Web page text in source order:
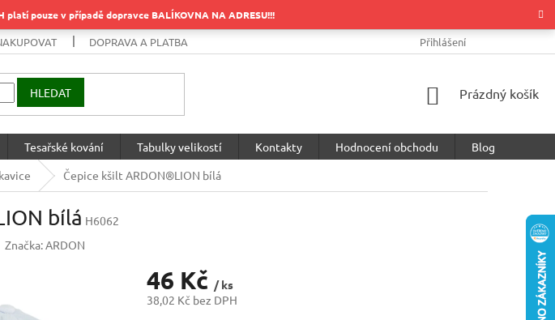
pouze v případě dopravce BALÍKOVNA NA ADRESU!!!
DOPRAVA A PLATBA PODMÍNKY OCHRANY OSOBNÍCH
Přihlášení
HLEDAT
NÁKUPNÍ
Prázdný košík
Tesařské kování Tabulky velikostí Kontakty Hodnocení obchodu
Blog
Čepice kšilt ARDON®LION bílá
bílá H6062
Značka:ARDON
46 Kč / ks
38,02 Kč bez DPH